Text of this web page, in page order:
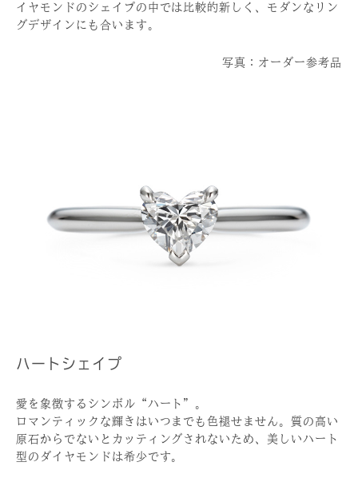
イヤモンドのシェイプの中では比較的新しく、モダンなリン
グデザインにも合います。
写真：オーダー参考品
ハートシェイプ
愛を象徴するシンボル“ハート”。
ロマンティックな輝きはいつまでも色褪せません。質の高い
原石からでないとカッティングされないため、美しいハート
型のダイヤモンドは希少です。